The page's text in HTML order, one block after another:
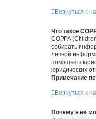
Вернуться к
Что такое
COPPA
собирать
личной
помощью к
юридических
Примечание
Вернуться к
Почему я не